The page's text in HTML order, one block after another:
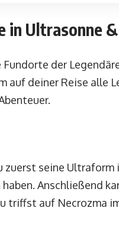
in Ultrasonne
der
deiner Reise alle
zuerst seine
Anschließend
triffst auf Necrozma